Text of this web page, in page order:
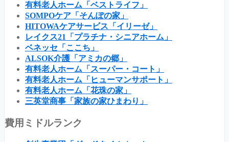
有料老人ホーム「ベストライフ」
SOMPOケア「そんぽの家」
HITOWAケアサービス「イリーゼ」
レイクス21「プラチナ・シニアホーム」
ベネッセ「ここち」
ALSOK介護「アミカの郷」
有料老人ホーム「スーパー・コート」
有料老人ホーム「ヒューマンサポート」
有料老人ホーム「花珠の家」
三英堂商事「家族の家ひまわり」
費用ミドルランク